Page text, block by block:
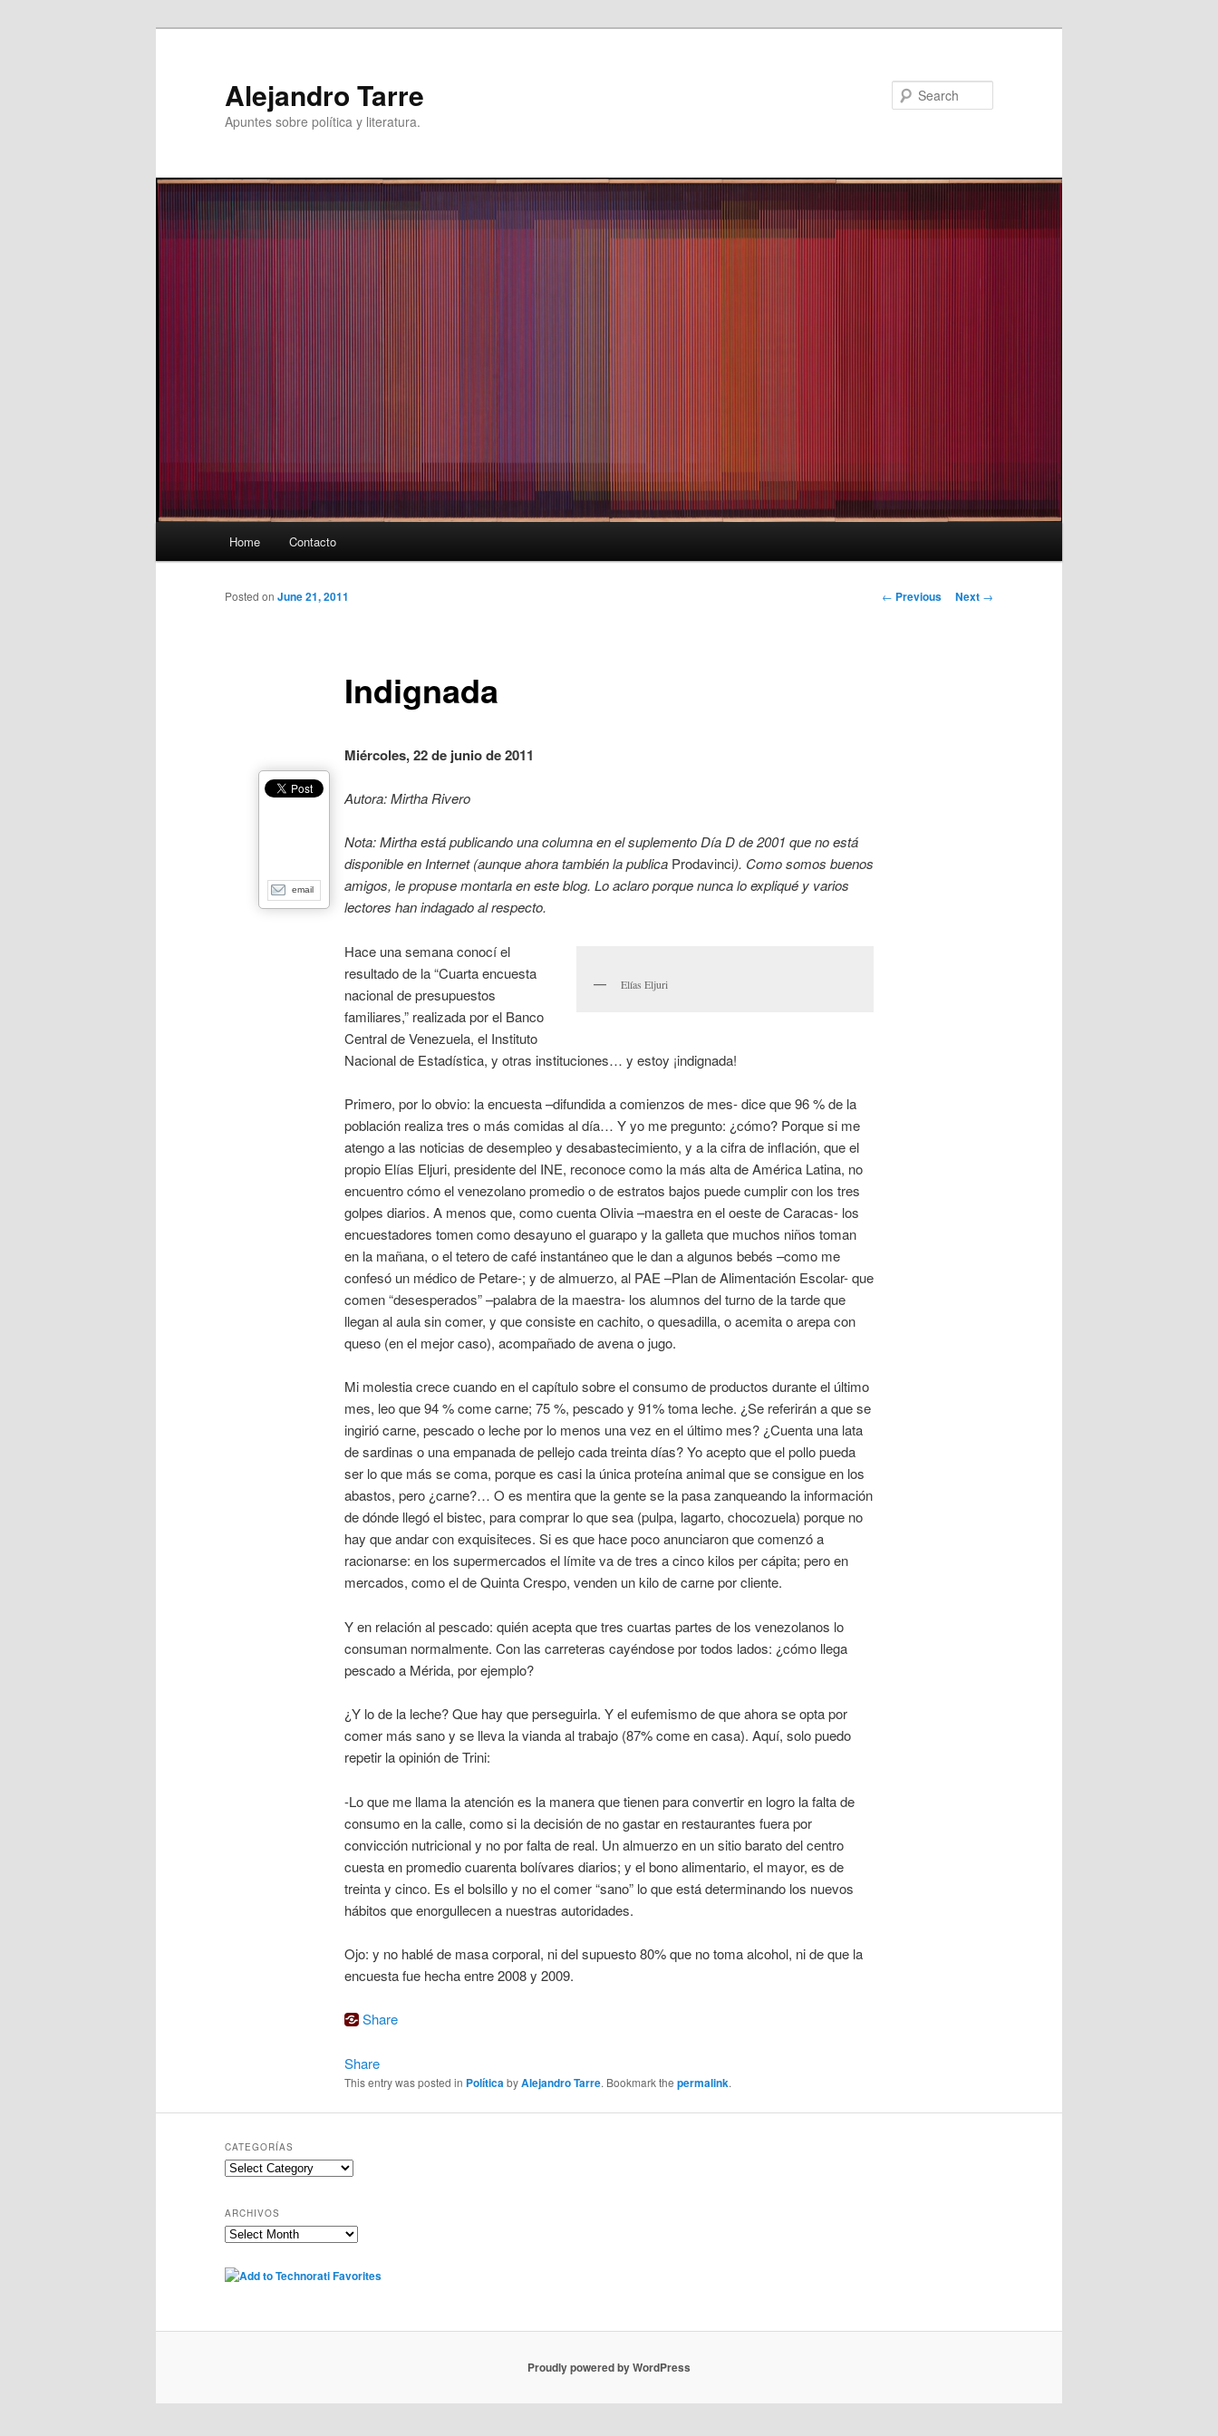
Alejandro Tarre
Apuntes sobre política y literatura.
Home Contacto
Post
← Previous Next →
Indignada
Posted on June 21, 2011
Miércoles, 22 de junio de 2011
Autora: Mirtha Rivero
Nota: Mirtha está publicando una columna en el suplemento Día D de 2001 que no está
disponible en Internet (aunque ahora también la publica Prodavinci). Como somos buenos
amigos, le propuse montarla en este blog. Lo aclaro porque nunca lo expliqué y varios
lectores han indagado al respecto.
Elías Eljuri
Hace una semana conocí el
resultado de la “Cuarta encuesta
nacional de presupuestos
familiares,” realizada por el Banco
Central de Venezuela, el Instituto
Nacional de Estadística, y otras instituciones… y estoy ¡indignada!
Primero, por lo obvio: la encuesta –difundida a comienzos de mes- dice que 96 % de la
población realiza tres o más comidas al día… Y yo me pregunto: ¿cómo? Porque si me
atengo a las noticias de desempleo y desabastecimiento, y a la cifra de inflación, que el
propio Elías Eljuri, presidente del INE, reconoce como la más alta de América Latina, no
encuentro cómo el venezolano promedio o de estratos bajos puede cumplir con los tres
golpes diarios. A menos que, como cuenta Olivia –maestra en el oeste de Caracas- los
encuestadores tomen como desayuno el guarapo y la galleta que muchos niños toman
en la mañana, o el tetero de café instantáneo que le dan a algunos bebés –como me
confesó un médico de Petare-; y de almuerzo, al PAE –Plan de Alimentación Escolar- que
comen “desesperados” –palabra de la maestra- los alumnos del turno de la tarde que
llegan al aula sin comer, y que consiste en cachito, o quesadilla, o acemita o arepa con
queso (en el mejor caso), acompañado de avena o jugo.
Mi molestia crece cuando en el capítulo sobre el consumo de productos durante el último
mes, leo que 94 % come carne; 75 %, pescado y 91% toma leche. ¿Se referirán a que se
ingirió carne, pescado o leche por lo menos una vez en el último mes? ¿Cuenta una lata
de sardinas o una empanada de pellejo cada treinta días? Yo acepto que el pollo pueda
ser lo que más se coma, porque es casi la única proteína animal que se consigue en los
abastos, pero ¿carne?… O es mentira que la gente se la pasa zanqueando la información
de dónde llegó el bistec, para comprar lo que sea (pulpa, lagarto, chocozuela) porque no
hay que andar con exquisiteces. Si es que hace poco anunciaron que comenzó a
racionarse: en los supermercados el límite va de tres a cinco kilos per cápita; pero en
mercados, como el de Quinta Crespo, venden un kilo de carne por cliente.
Y en relación al pescado: quién acepta que tres cuartas partes de los venezolanos lo
consuman normalmente. Con las carreteras cayéndose por todos lados: ¿cómo llega
pescado a Mérida, por ejemplo?
¿Y lo de la leche? Que hay que perseguirla. Y el eufemismo de que ahora se opta por
comer más sano y se lleva la vianda al trabajo (87% come en casa). Aquí, solo puedo
repetir la opinión de Trini:
-Lo que me llama la atención es la manera que tienen para convertir en logro la falta de
consumo en la calle, como si la decisión de no gastar en restaurantes fuera por
convicción nutricional y no por falta de real. Un almuerzo en un sitio barato del centro
cuesta en promedio cuarenta bolívares diarios; y el bono alimentario, el mayor, es de
treinta y cinco. Es el bolsillo y no el comer “sano” lo que está determinando los nuevos
hábitos que enorgullecen a nuestras autoridades.
Ojo: y no hablé de masa corporal, ni del supuesto 80% que no toma alcohol, ni de que la
encuesta fue hecha entre 2008 y 2009.
Share
Share
This entry was posted in PolíticabyAlejandro Tarre. Bookmark the permalink.
CATEGORÍAS
Categorías
ARCHIVOS
Archivos
Proudly powered by WordPress
email